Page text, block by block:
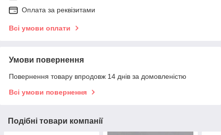
Оплата за реквізитами
Всі умови оплати
Умови повернення
Повернення товару впродовж 14 днів за домовленістю
Всі умови повернення
Подібні товари компанії